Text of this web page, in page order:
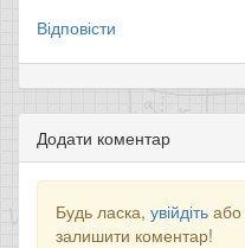
Відповісти
Додати коментар
Будь ласка, увійдіть або
залишити коментар!